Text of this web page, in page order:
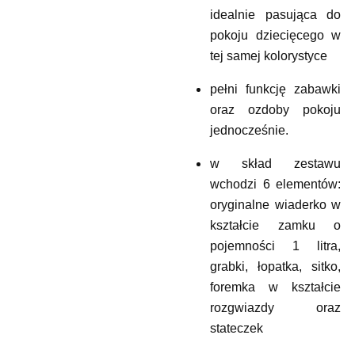
idealnie pasująca do
pokoju dziecięcego w
tej samej kolorystyce
pełni funkcję zabawki
oraz ozdoby pokoju
jednocześnie.
w skład zestawu
wchodzi 6 elementów:
oryginalne wiaderko w
kształcie zamku o
pojemności 1 litra,
grabki, łopatka, sitko,
foremka w kształcie
rozgwiazdy oraz
stateczek